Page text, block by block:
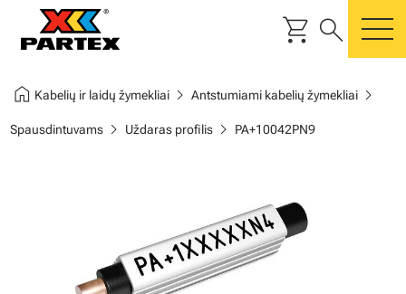
shopping_cart search
home Kabelių ir laidų žymekliaichevron_right Antstumiami kabelių žymekliaichevron_right
Spausdintuvamschevron_right Uždaras profilischevron_right PA+10042PN9